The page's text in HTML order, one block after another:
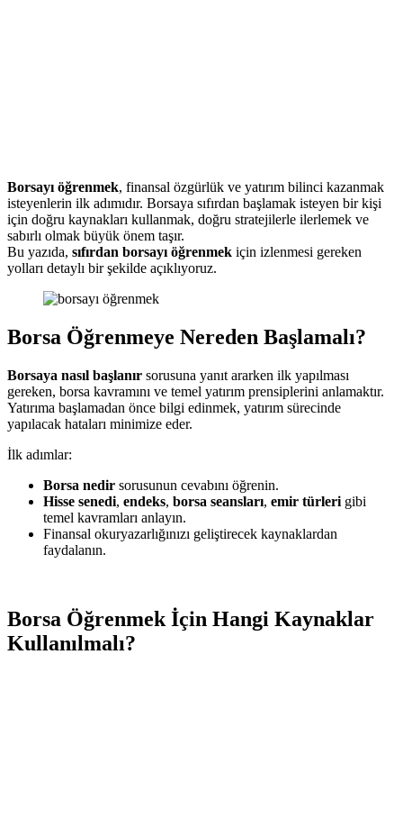
Borsayı öğrenmek, finansal özgürlük ve yatırım bilinci kazanmak
isteyenlerin ilk adımıdır. Borsaya sıfırdan başlamak isteyen bir kişi
için doğru kaynakları kullanmak, doğru stratejilerle ilerlemek ve
sabırlı olmak büyük önem taşır.
Bu yazıda, sıfırdan borsayı öğrenmek için izlenmesi gereken
yolları detaylı bir şekilde açıklıyoruz.
Borsa Öğrenmeye Nereden Başlamalı?
Borsaya nasıl başlanır sorusuna yanıt ararken ilk yapılması
gereken, borsa kavramını ve temel yatırım prensiplerini anlamaktır.
Yatırıma başlamadan önce bilgi edinmek, yatırım sürecinde
yapılacak hataları minimize eder.
İlk adımlar:
Borsa nedir sorusunun cevabını öğrenin.
Hisse senedi, endeks, borsa seansları, emir türleri gibi
temel kavramları anlayın.
Finansal okuryazarlığınızı geliştirecek kaynaklardan
faydalanın.
Borsa Öğrenmek İçin Hangi Kaynaklar
Kullanılmalı?